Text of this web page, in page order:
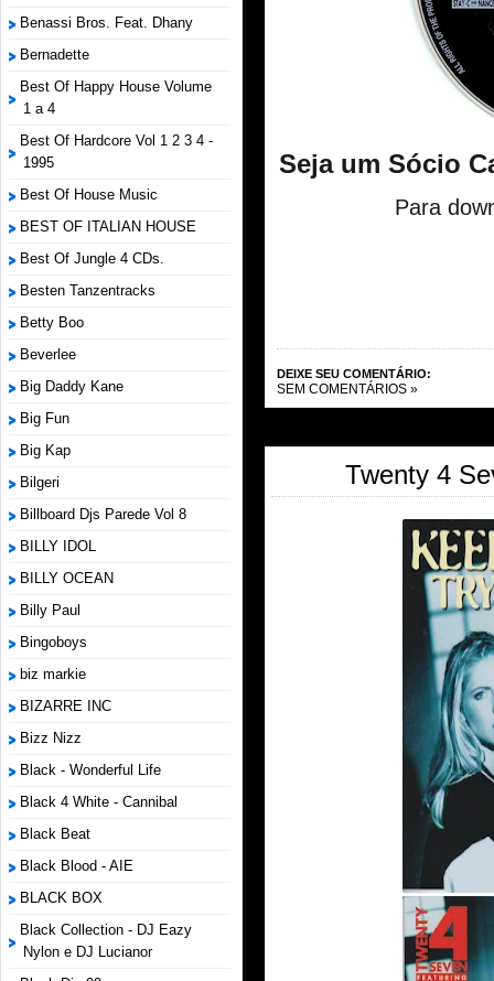
Benassi Bros. Feat. Dhany
Bernadette
Best Of Happy House Volume
1 a 4
Best Of Hardcore Vol 1 2 3 4 -
1995
Best Of House Music
BEST OF ITALIAN HOUSE
Best Of Jungle 4 CDs.
Besten Tanzentracks
Betty Boo
Beverlee
Big Daddy Kane
Big Fun
Big Kap
Bilgeri
Billboard Djs Parede Vol 8
BILLY IDOL
BILLY OCEAN
Billy Paul
Bingoboys
biz markie
BIZARRE INC
Bizz Nizz
Black - Wonderful Life
Black 4 White - Cannibal
Black Beat
Black Blood - AIE
BLACK BOX
Black Collection - DJ Eazy
Nylon e DJ Lucianor
Seja um Sócio
Para
DEIXE SEU COMENTÁRIO:
SEM COMENTÁRIOS »
Twenty 4